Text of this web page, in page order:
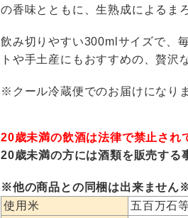
の香味とともに、生熟成によるま
飲み切りやすい300mlサイズで、
トや手土産にもおすすめの、贅沢
※クール冷蔵便でのお届けになりま
20歳未満の飲酒は法律で禁止され
20歳未満の方には酒類を販売する
※他の商品との同梱は出来ません
使用米
五百万石